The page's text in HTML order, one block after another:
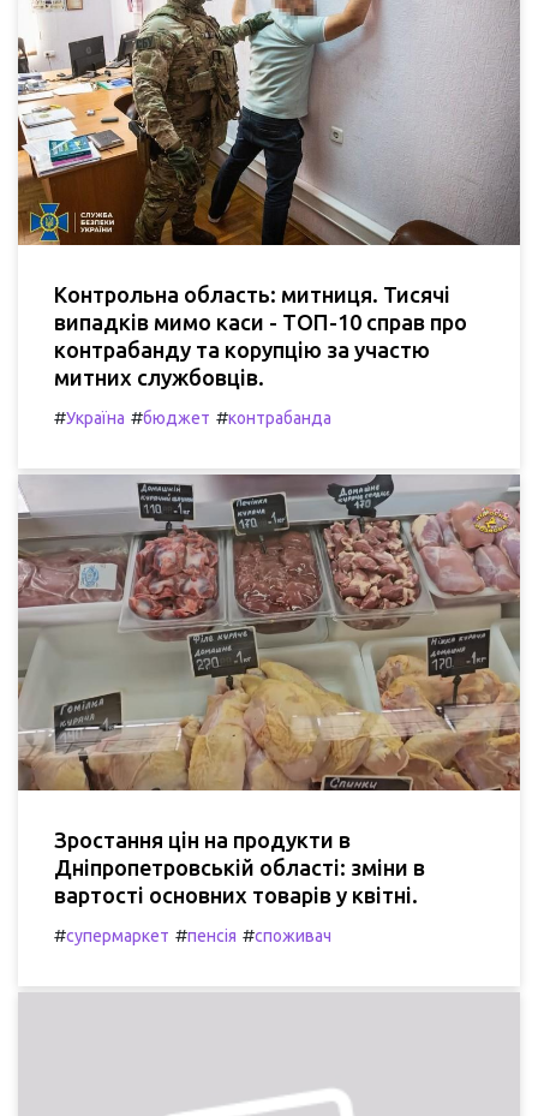
Контрольна область: митниця. Тисячі
випадків мимо каси - ТОП-10 справ про
контрабанду та корупцію за участю
митних службовців.
#Україна #бюджет #контрабанда
Зростання цін на продукти в
Дніпропетровській області: зміни в
вартості основних товарів у квітні.
#супермаркет #пенсія #споживач